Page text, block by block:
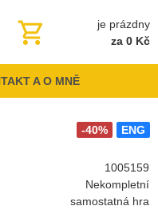
je prázdny
za 0 Kč
A O MNĚ
ENG
-40%
1005159
Nekompletní
samostatná hra